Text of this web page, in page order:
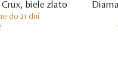
biele zlato
do 21 dní